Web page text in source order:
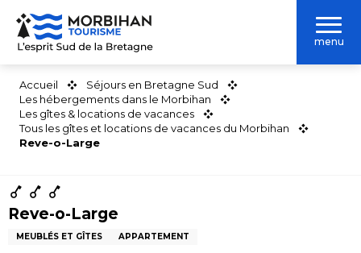
Aller
contenu
menu
Accueil
Séjours en Bretagne Sud
Les hébergements dans le Morbihan
Les gîtes & locations de vacances
Tous les gîtes et locations de vacances du Morbihan
Reve-o-Large
Reve-o-Large
MEUBLÉS ET GÎTES APPARTEMENT